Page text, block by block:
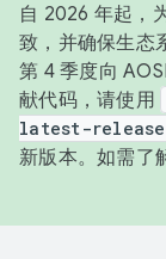
自 2026 年起，
致，并确保生态
第 4 季度向
献代码，请使用
latest-release
新版本。如需了